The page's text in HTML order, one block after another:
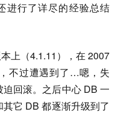
进行了详尽的经验总结
上（4.1.11），在 2007
不过遭遇到了…嗯，失
回滚。之后中心 DB 一
它 DB 都逐渐升级到了